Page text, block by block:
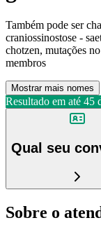
Também pode ser
craniossinostose -
chotzen, mutações
membros
Mostrar mais nomes
Resultado em até 45
Qual seu
Sobre o